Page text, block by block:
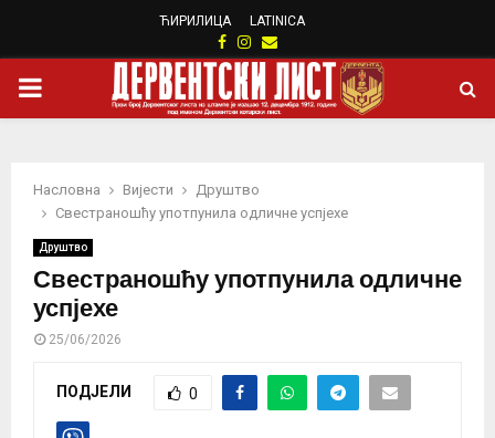
ЋИРИЛИЦА LATINICA
Facebook
Instagram
Email
PRIMARY
Насловна Вијести
Друштво
Свестраношћу употпунила одличне успјехе
Друштво
Свестраношћу употпунила одличне
успјехе
25/06/2026
ПОДЈЕЛИ 0